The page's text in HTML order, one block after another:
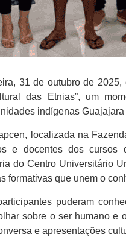
31 de outubro de 2025,
das Etnias”, um
indígenas
, localizada na
e docentes dos cursos
do Centro Universitário
formativas que unem o
puderam
sobre o ser humano e
e apresentações